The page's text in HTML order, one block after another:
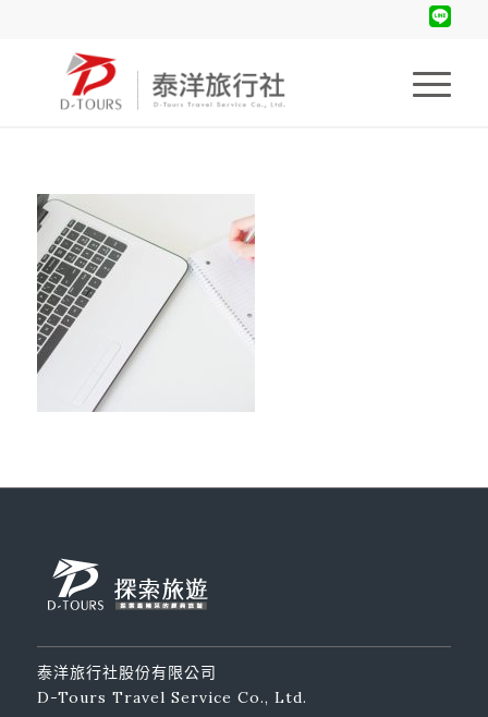
泰洋旅行社股份有限公司
D-Tours Travel Service Co., Ltd.